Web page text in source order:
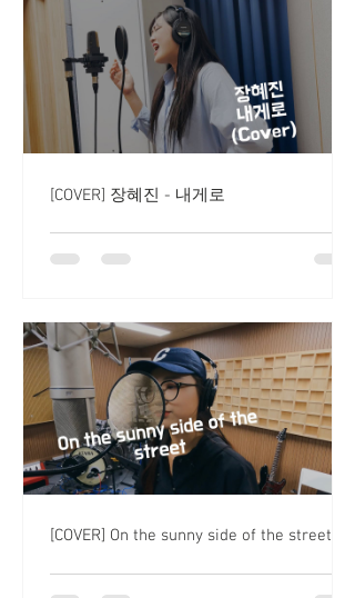
[COVER] 장혜진 - 내게로
[COVER] On the sunny side of the street